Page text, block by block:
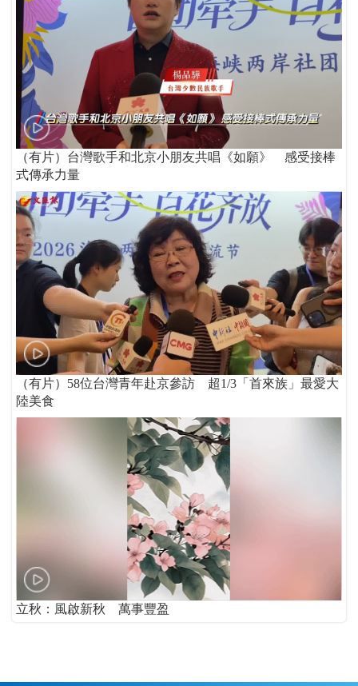
（有片）台灣歌手和北京小朋友共唱《如願》 感受接棒
式傳承力量
（有片）58位台灣青年赴京參訪 超1/3「首來族」最愛大
陸美食
立秋：風啟新秋 萬事豐盈